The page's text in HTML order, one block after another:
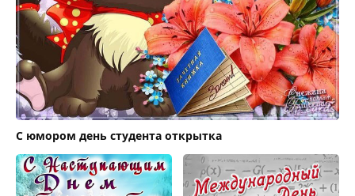
С юмором день студента открытка